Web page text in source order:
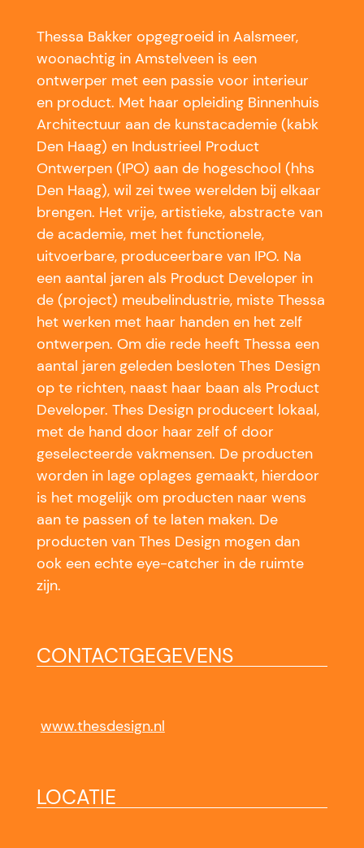
Thessa Bakker opgegroeid in Aalsmeer,
woonachtig in Amstelveen is een
ontwerper met een passie voor interieur
en product. Met haar opleiding Binnenhuis
Architectuur aan de kunstacademie (kabk
Den Haag) en Industrieel Product
Ontwerpen (IPO) aan de hogeschool (hhs
Den Haag), wil zei twee werelden bij elkaar
brengen. Het vrije, artistieke, abstracte van
de academie, met het functionele,
uitvoerbare, produceerbare van IPO. Na
een aantal jaren als Product Developer in
de (project) meubelindustrie, miste Thessa
het werken met haar handen en het zelf
ontwerpen. Om die rede heeft Thessa een
aantal jaren geleden besloten Thes Design
op te richten, naast haar baan als Product
Developer. Thes Design produceert lokaal,
met de hand door haar zelf of door
geselecteerde vakmensen. De producten
worden in lage oplages gemaakt, hierdoor
is het mogelijk om producten naar wens
aan te passen of te laten maken. De
producten van Thes Design mogen dan
ook een echte eye-catcher in de ruimte
zijn.
CONTACTGEGEVENS
www.thesdesign.nl
LOCATIE